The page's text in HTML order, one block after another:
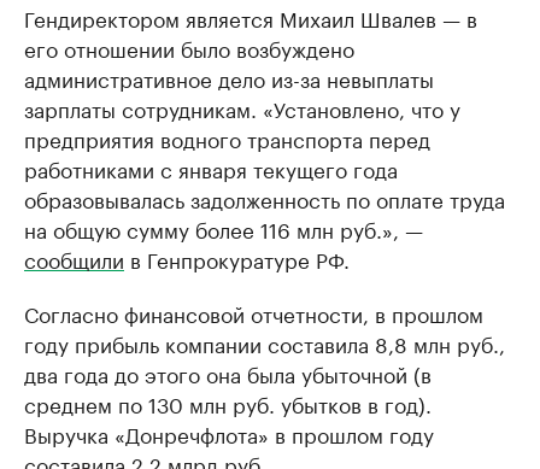
Гендиректором является Михаил Швалев — в
его отношении было возбуждено
административное дело из-за невыплаты
зарплаты сотрудникам. «Установлено, что у
предприятия водного транспорта перед
работниками с января текущего года
образовывалась задолженность по оплате труда
на общую сумму более 116 млн руб.», —
сообщили в Генпрокуратуре РФ.
Согласно финансовой отчетности, в прошлом
году прибыль компании составила 8,8 млн руб.,
два года до этого она была убыточной (в
среднем по 130 млн руб. убытков в год).
Выручка «Донречфлота» в прошлом году